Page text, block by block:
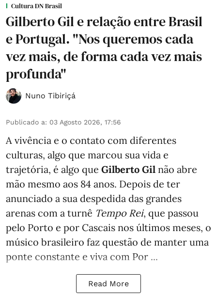
Cultura DN Brasil
Gilberto Gil e relação entre Brasil
e Portugal. "Nos queremos cada
vez mais, de forma cada vez mais
profunda"
Nuno Tibiriçá
Publicado a: 03 Agosto 2026, 17:56
A vivência e o contato com diferentes
culturas, algo que marcou sua vida e
trajetória, é algo que Gilberto Gil não abre
mão mesmo aos 84 anos. Depois de ter
anunciado a sua despedida das grandes
arenas com a turnê Tempo Rei, que passou
pelo Porto e por Cascais nos últimos meses, o
músico brasileiro faz questão de manter uma
ponte constante e viva com Por ...
Read More